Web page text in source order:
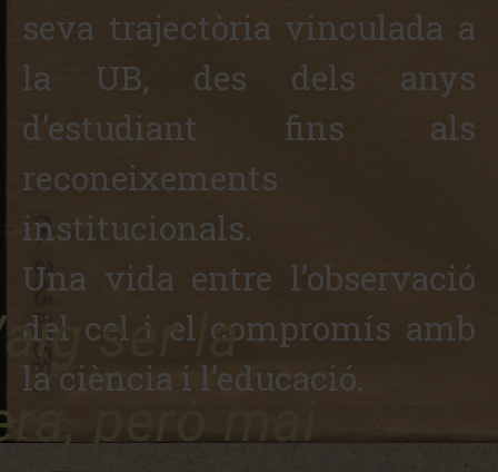
seva trajectòria vinculada a
la UB, des dels anys
d’estudiant fins als
reconeixements
institucionals.
Una vida entre l’observació
del cel i el compromís amb
la ciència i l’educació.
ser la
però mai